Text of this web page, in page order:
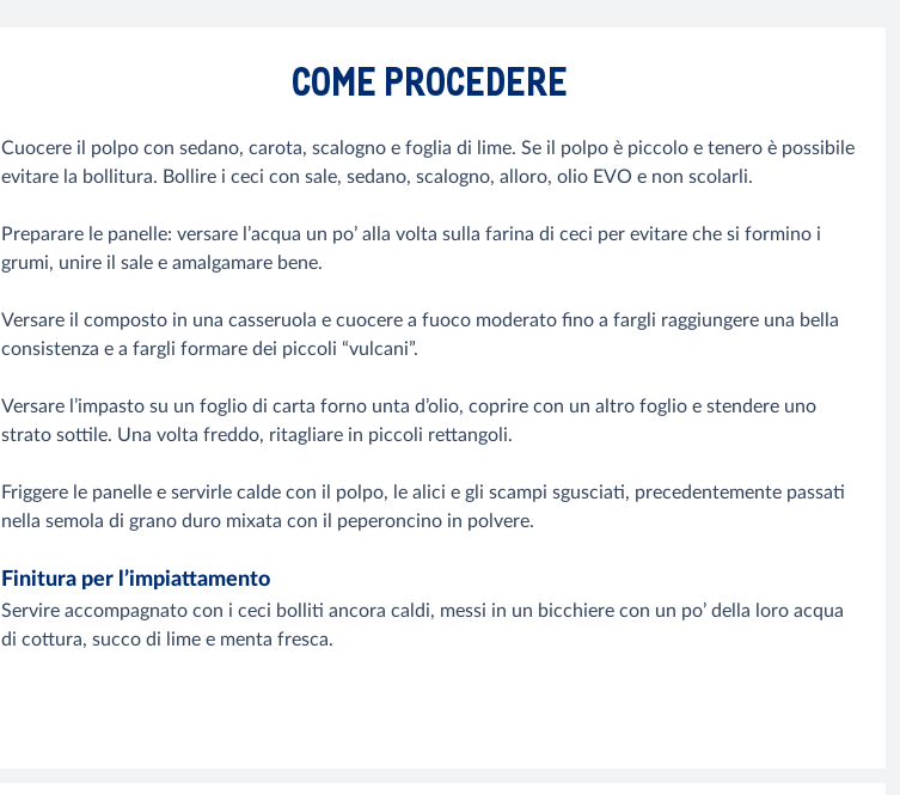
COME PROCEDERE
Cuocere il polpo con sedano, carota, scalogno e foglia di lime. Se il polpo è piccolo e tenero è possibile
evitare la bollitura. Bollire i ceci con sale, sedano, scalogno, alloro, olio EVO e non scolarli.
Preparare le panelle: versare l’acqua un po’ alla volta sulla farina di ceci per evitare che si formino i
grumi, unire il sale e amalgamare bene.
Versare il composto in una casseruola e cuocere a fuoco moderato fino a fargli raggiungere una bella
consistenza e a fargli formare dei piccoli “vulcani”.
Versare l’impasto su un foglio di carta forno unta d’olio, coprire con un altro foglio e stendere uno
strato sottile. Una volta freddo, ritagliare in piccoli rettangoli.
Friggere le panelle e servirle calde con il polpo, le alici e gli scampi sgusciati, precedentemente passati
nella semola di grano duro mixata con il peperoncino in polvere.
Finitura per l’impiattamento
Servire accompagnato con i ceci bolliti ancora caldi, messi in un bicchiere con un po’ della loro acqua
di cottura, succo di lime e menta fresca.